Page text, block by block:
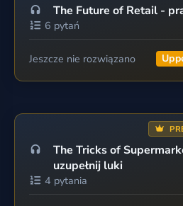
The Future of Retail -
6 pytań
Jeszcze nie rozwiązano
The Tricks of
uzupełnij luki
4 pytania